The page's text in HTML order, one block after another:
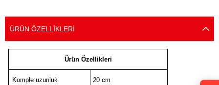
ÜRÜN ÖZELLIKLERI
Ürün Özellikleri
Komple uzunluk 20 cm